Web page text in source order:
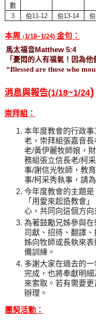
數
3 伯11-12 伯13-14
本周 (1/18~1/24) 金句：
馬太福音Matthew 5:4
「憂悶的人有福氣！因為他
“Blessed are those who
消息與報告(1/18~1/24)
崇拜組：
本年度教會的行政
老，崇拜組張嘉音長
老/黃伊麗牧師娘，
務組張立信長老/柯
事/謝信光牧師，教
事/柯采秀執事，請
今年度教會的主題
「用愛來起造教會
心，共同向這個方向
為著鼓勵兄姊參與在
司獻、招待、翻譯
姊向牧師或長執來
備訓練。
多謝大家在過去的
完成，也將奉獻明
來索取。若有需要
辦理。
團契活動：